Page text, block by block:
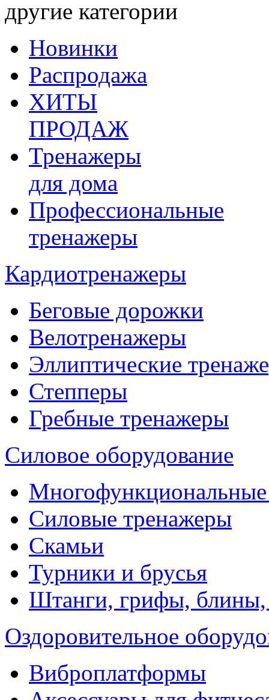
другие категории
Новинки
Распродажа
ХИТЫ
ПРОДАЖ
Тренажеры
для дома
Профессиональные
тренажеры
Кардиотренажеры
Беговые дорожки
Велотренажеры
Эллиптические
Степперы
Гребные тренажеры
Силовое оборудование
Силовые тренажеры
Скамьи
Турники и брусья
Штанги, грифы, блины,
Оздоровительное
Виброплатформы